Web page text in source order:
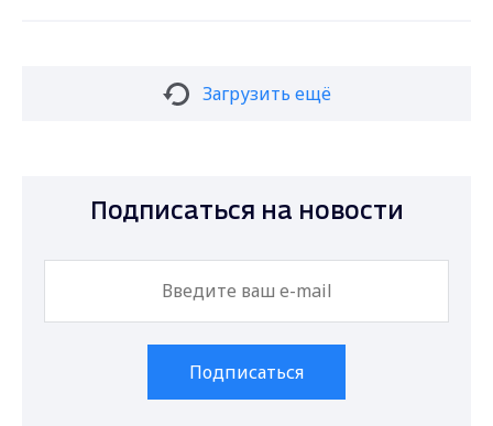
Загрузить ещё
Подписаться на новости
Подписаться